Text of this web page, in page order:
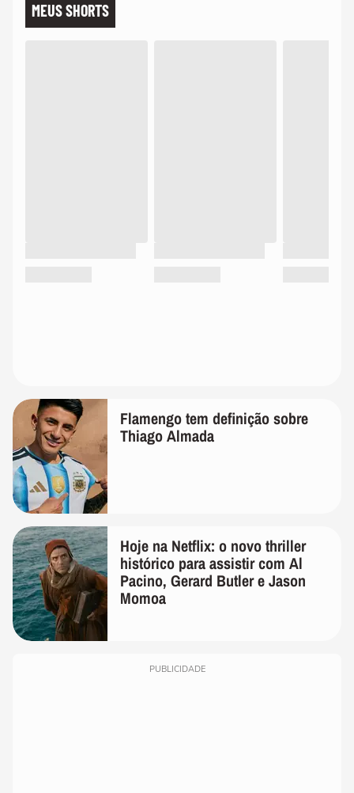
MEUS SHORTS
Flamengo tem definição sobre
Thiago Almada
Hoje na Netflix: o novo thriller
histórico para assistir com Al
Pacino, Gerard Butler e Jason
Momoa
PUBLICIDADE